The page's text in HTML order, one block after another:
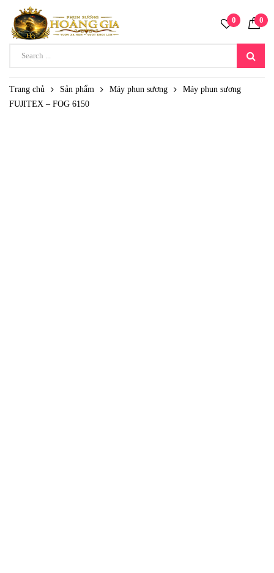
0 0
Trang chủ Sản phẩm Máy phun sương
Máy phun sương
FUJITEX – FOG 6150